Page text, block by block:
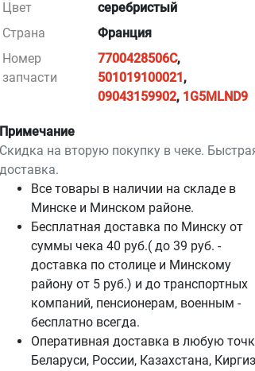
Цвет
серебристый
Страна
Франция
Номер
запчасти
7700428506C,
501019100021,
09043159902, 1G5MLND9
Примечание
Скидка на вторую покупку в чеке.
доставка.
Все товары в наличии на складе в
Минскe и Минском районе.
Бесплатная доставка по Минску от
суммы чека 40 руб.( до 39 руб. -
доставка по столице и Минскому
району от 5 руб.) и до транспортных
компаний, пенсионерам, военным -
бесплатно всегда.
Оперативная доставка в любую
Беларуси, России, Казахстана,